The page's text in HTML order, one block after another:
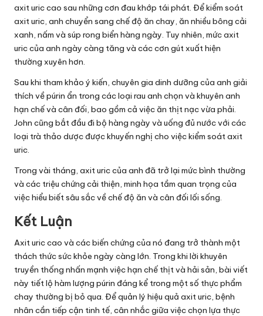
axit uric cao sau những cơn đau khớp tái phát. Để kiểm soát
axit uric, anh chuyển sang chế độ ăn chay, ăn nhiều bông cải
xanh, nấm và súp rong biển hàng ngày. Tuy nhiên, mức axit
uric của anh ngày càng tăng và các cơn gút xuất hiện
thường xuyên hơn.
Sau khi tham khảo ý kiến, chuyên gia dinh dưỡng của anh giải
thích về púrin ẩn trong các loại rau anh chọn và khuyên anh
hạn chế và cân đối, bao gồm cả việc ăn thịt nạc vừa phải.
John cũng bắt đầu đi bộ hàng ngày và uống đủ nước với các
loại trà thảo dược được khuyến nghị cho việc kiểm soát axit
uric.
Trong vài tháng, axit uric của anh đã trở lại mức bình thường
và các triệu chứng cải thiện, minh họa tầm quan trọng của
việc hiểu biết sâu sắc về chế độ ăn và cân đối lối sống.
Kết Luận
Axit uric cao và các biến chứng của nó đang trở thành một
thách thức sức khỏe ngày càng lớn. Trong khi lời khuyên
truyền thống nhấn mạnh việc hạn chế thịt và hải sản, bài viết
này tiết lộ hàm lượng púrin đáng kể trong một số thực phẩm
chay thường bị bỏ qua. Để quản lý hiệu quả axit uric, bệnh
nhân cần tiếp cận tinh tế, cân nhắc giữa việc chọn lựa thực